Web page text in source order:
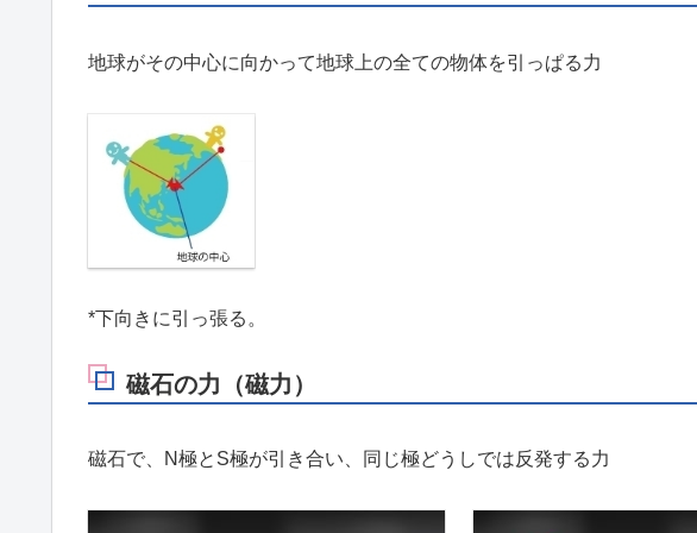
地球がその中心に向かって地球上の全ての物体を引っぱる力
*下向きに引っ張る。
磁石の力（磁力）
磁石で、N極とS極が引き合い、同じ極どうしでは反発する力